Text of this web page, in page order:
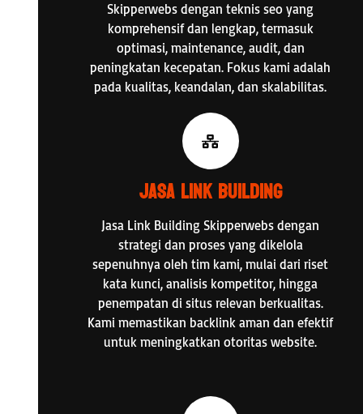
Skipperwebs dengan teknis seo yang
komprehensif dan lengkap, termasuk
optimasi, maintenance, audit, dan
peningkatan kecepatan. Fokus kami adalah
pada kualitas, keandalan, dan skalabilitas.
Jasa Link Building
Jasa Link Building Skipperwebs dengan
strategi dan proses yang dikelola
sepenuhnya oleh tim kami, mulai dari riset
kata kunci, analisis kompetitor, hingga
penempatan di situs relevan berkualitas.
Kami memastikan backlink aman dan efektif
untuk meningkatkan otoritas website.